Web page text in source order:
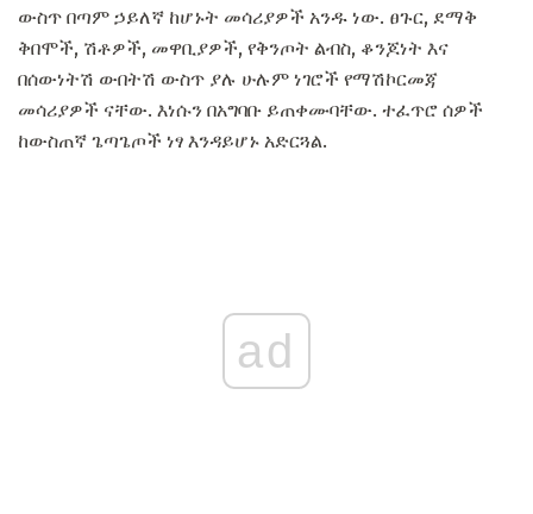
ውስጥ በጣም ኃይለኛ ከሆኑት መሳሪያዎች አንዱ ነው. ፀጉር, ደማቅ
ቅበሞች, ሽቶዎች, መዋቢያዎች, የቅንጦት ልብስ, ቆንጆነት እና
በሰውነትሽ ውበትሽ ውስጥ ያሉ ሁሉም ነገሮች የማሽኮርመጃ
መሳሪያዎች ናቸው. እነሱን በአግባቡ ይጠቀሙባቸው. ተፈጥሮ ሰዎች
ከውስጠኛ ጌጣጌጦች ነፃ እንዳይሆኑ አድርጓል.
ad